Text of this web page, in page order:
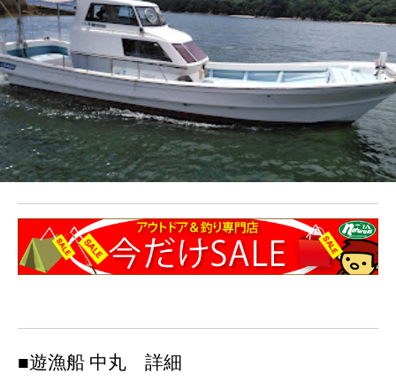
■遊漁船 中丸 詳細